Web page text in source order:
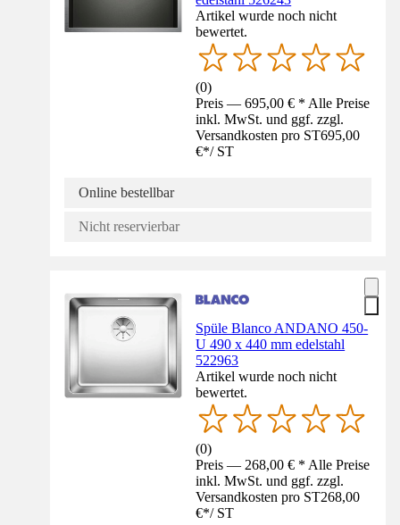
Artikel wurde noch nicht
bewertet.
(0)
Preis — 695,00 € * Alle Preise
inkl. MwSt. und ggf. zzgl.
Versandkosten pro ST695,00
€*/ ST
Online bestellbar
Nicht reservierbar
Spüle Blanco ANDANO 450-
U 490 x 440 mm edelstahl
522963
Artikel wurde noch nicht
bewertet.
(0)
Preis — 268,00 € * Alle Preise
inkl. MwSt. und ggf. zzgl.
Versandkosten pro ST268,00
€*/ ST